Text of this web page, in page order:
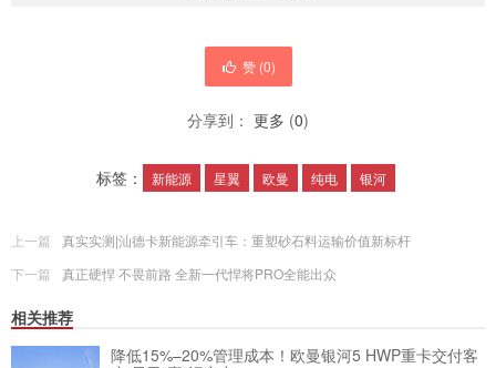
赞 (0)
分享到： 更多 (0)
标签： 新能源 星翼 欧曼 纯电 银河
上一篇
真实实测|汕德卡新能源牵引车：重塑砂石料运输价值新标杆
下一篇
真正硬悍 不畏前路 全新一代悍将PRO全能出众
相关推荐
降低15%–20%管理成本！欧曼银河5 HWP重卡交付客